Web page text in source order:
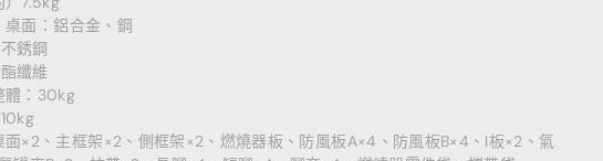
桌面：鋁合金、鋼
銹鋼
纖維
體：30kg
面×2、主框架×2、側框架×2、燃燒器板、防風板A×4、防風板B×4、I板×2、氣